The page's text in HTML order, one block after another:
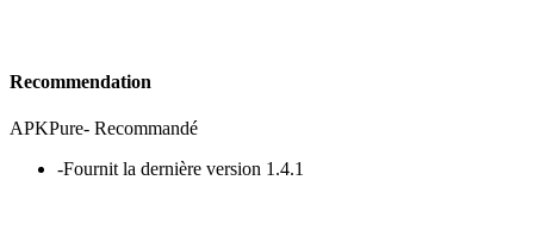
Recommendation
APKPure- Recommandé
-Fournit la dernière version 1.4.1